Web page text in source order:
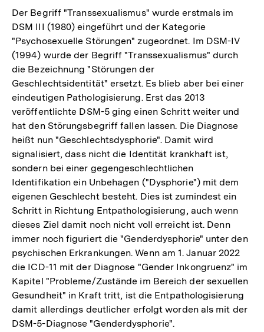
Der Begriff "Transsexualismus" wurde erstmals im
DSM III (1980) eingeführt und der Kategorie
"Psychosexuelle Störungen" zugeordnet. Im DSM-IV
(1994) wurde der Begriff "Transsexualismus" durch
die Bezeichnung "Störungen der
Geschlechtsidentität" ersetzt. Es blieb aber bei einer
eindeutigen Pathologisierung. Erst das 2013
veröffentlichte DSM-5 ging einen Schritt weiter und
hat den Störungsbegriff fallen lassen. Die Diagnose
heißt nun "Geschlechtsdysphorie". Damit wird
signalisiert, dass nicht die Identität krankhaft ist,
sondern bei einer gegengeschlechtlichen
Identifikation ein Unbehagen ("Dysphorie") mit dem
eigenen Geschlecht besteht. Dies ist zumindest ein
Schritt in Richtung Entpathologisierung, auch wenn
dieses Ziel damit noch nicht voll erreicht ist. Denn
immer noch figuriert die "Genderdysphorie" unter den
psychischen Erkrankungen. Wenn am 1. Januar 2022
die ICD-11 mit der Diagnose "Gender Inkongruenz" im
Kapitel "Probleme/Zustände im Bereich der sexuellen
Gesundheit" in Kraft tritt, ist die Entpathologisierung
damit allerdings deutlicher erfolgt worden als mit der
DSM-5-Diagnose "Genderdysphorie".